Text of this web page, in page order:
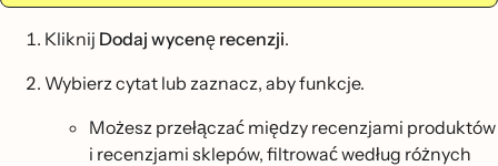
Kliknij Dodaj wycenę recenzji.
Wybierz cytat lub zaznacz, aby funkcje.
Możesz przełączać między recenzjami produktów
i recenzjami sklepów, filtrować według różnych